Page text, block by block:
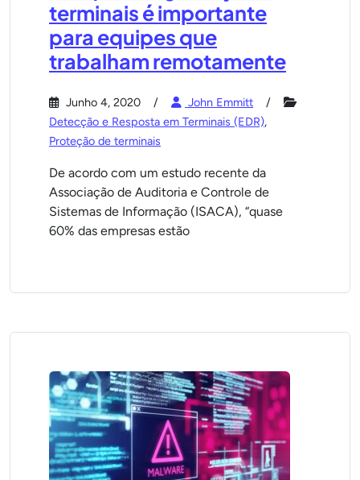
terminais é importante
para equipes que
trabalham remotamente
Junho 4, 2020
John Emmitt
Detecção e Resposta em Terminais (EDR),
Proteção de terminais
De acordo com um estudo recente da
Associação de Auditoria e Controle de
Sistemas de Informação (ISACA), “quase
60% das empresas estão